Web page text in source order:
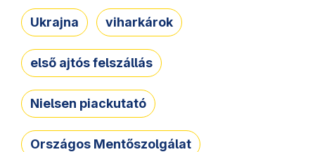
Ukrajna viharkárok
első ajtós felszállás
Nielsen piackutató
Országos Mentőszolgálat